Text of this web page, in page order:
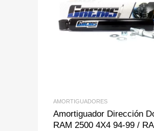
Add to Wishlist
Add to
AMORTIGUADORES
Amortiguador Dirección
RAM 2500 4X4 94-99 /